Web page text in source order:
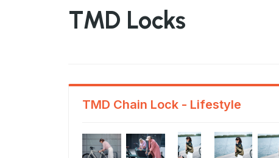
TMD Locks
TMD Chain Lock - Lifestyle